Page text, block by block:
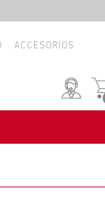
ACCESORIOS